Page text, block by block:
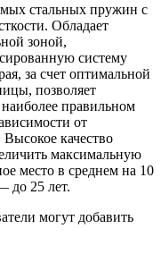
стальных пружин с
Обладает
зоной,
систему
за счет оптимальной
позволяет
правильном
от
качество
максимальную
место в среднем на 10
до 25 лет.
могут добавить